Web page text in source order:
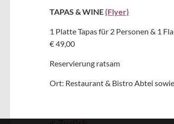
TAPAS & WINE(Flyer)
1 Platte Tapas für 2 Personen & 1
€ 49,00
Reservierung ratsam
Ort: Restaurant & Bistro Abtei